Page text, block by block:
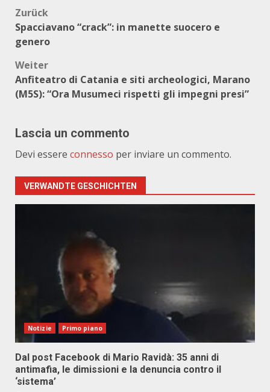
Beitragsnavigation
Zurück
Spacciavano “crack”: in manette suocero e
genero
Weiter
Anfiteatro di Catania e siti archeologici, Marano
(M5S): “Ora Musumeci rispetti gli impegni presi”
Lascia un commento
Devi essere connesso per inviare un commento.
VERWANDTE GESCHICHTEN
Notizie Primo piano
Dal post Facebook di Mario Ravidà: 35 anni di
antimafia, le dimissioni e la denuncia contro il
‘sistema’